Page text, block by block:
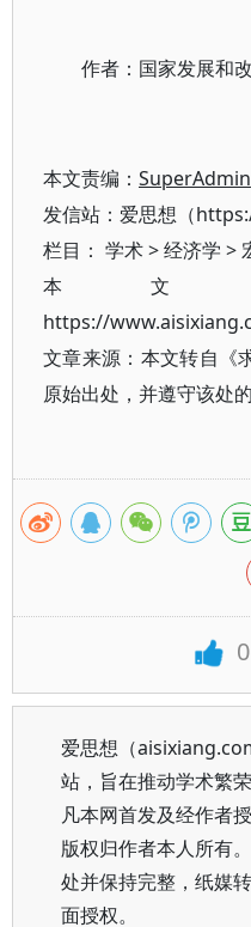
作者：国家发展和
本文责编： SuperAdmin
发信站：爱思想（
栏目： 学术>经济学 >
本文
https://
文章来源：本文转自《
原始出处，并遵守该处
0
爱思想（
站，旨在推动学术繁
凡本网首发及经作者
版权归作者本人所有
处并保持完整，纸媒
面授权。